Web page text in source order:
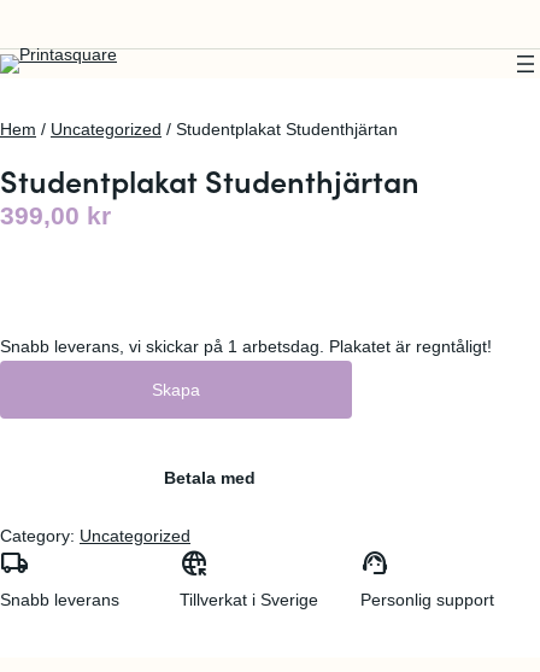
Hem / Uncategorized / Studentplakat Studenthjärtan
Studentplakat Studenthjärtan
399,00 kr
Snabb leverans, vi skickar på 1 arbetsdag. Plakatet är regntåligt!
Skapa
Betala med
Category: Uncategorized
local_shipping
Snabb leverans
captive_portal
Tillverkat i Sverige
support_agent
Personlig support